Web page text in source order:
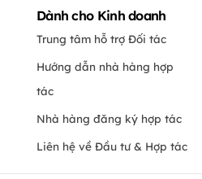
Dành cho Kinh doanh
Trung tâm hỗ trợ Đối tác
Hướng dẫn nhà hàng hợp
tác
Nhà hàng đăng ký hợp tác
Liên hệ về Đầu tư & Hợp tác